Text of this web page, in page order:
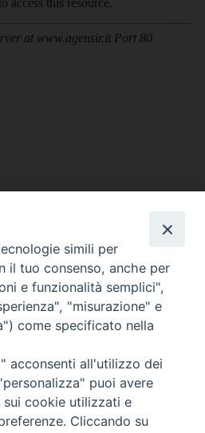
DI ALBANO
- Fax.: 06.9323844
Venerdì Ore: 9:00 - 13:00
Venerdì, Ore 9:30 - 12:30
simili per
il tuo consenso, anche per
e funzionalità semplici",
"misurazione" e
come specificato nella
acconsenti all'utilizzo dei
puoi avere
cookie utilizzati e
Cliccando su